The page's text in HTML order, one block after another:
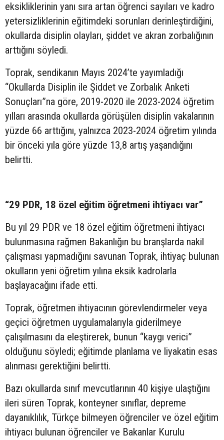
eksikliklerinin yanı sıra artan öğrenci sayıları ve kadro
yetersizliklerinin eğitimdeki sorunları derinleştirdiğini,
okullarda disiplin olayları, şiddet ve akran zorbalığının
arttığını söyledi.
Toprak, sendikanın Mayıs 2024’te yayımladığı
“Okullarda Disiplin ile Şiddet ve Zorbalık Anketi
Sonuçları”na göre, 2019-2020 ile 2023-2024 öğretim
yılları arasında okullarda görüşülen disiplin vakalarının
yüzde 66 arttığını, yalnızca 2023-2024 öğretim yılında
bir önceki yıla göre yüzde 13,8 artış yaşandığını
belirtti.
“29 PDR, 18 özel eğitim öğretmeni ihtiyacı var”
Bu yıl 29 PDR ve 18 özel eğitim öğretmeni ihtiyacı
bulunmasına rağmen Bakanlığın bu branşlarda nakil
çalışması yapmadığını savunan Toprak, ihtiyaç bulunan
okulların yeni öğretim yılına eksik kadrolarla
başlayacağını ifade etti.
Toprak, öğretmen ihtiyacının görevlendirmeler veya
geçici öğretmen uygulamalarıyla giderilmeye
çalışılmasını da eleştirerek, bunun “kaygı verici”
olduğunu söyledi; eğitimde planlama ve liyakatin esas
alınması gerektiğini belirtti.
Bazı okullarda sınıf mevcutlarının 40 kişiye ulaştığını
ileri süren Toprak, konteyner sınıflar, depreme
dayanıklılık, Türkçe bilmeyen öğrenciler ve özel eğitim
ihtiyacı bulunan öğrenciler ve Bakanlar Kurulu